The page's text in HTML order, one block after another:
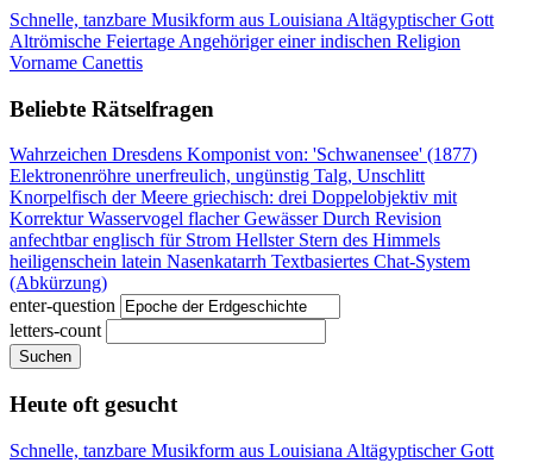
Schnelle, tanzbare Musikform aus Louisiana Altägyptischer Gott
Altrömische Feiertage Angehöriger einer indischen Religion
Vorname Canettis
Beliebte Rätselfragen
Wahrzeichen Dresdens Komponist von: 'Schwanensee' (1877)
Elektronenröhre unerfreulich, ungünstig Talg, Unschlitt
Knorpelfisch der Meere griechisch: drei Doppelobjektiv mit
KorrekturWasservogel flacher GewässerDurch Revision
anfechtbarenglisch für Strom Hellster Stern des Himmels
heiligenschein latein Nasenkatarrh Textbasiertes Chat-System
(Abkürzung)
enter-question
letters-count
Suchen
Heute oft gesucht
Schnelle, tanzbare Musikform aus Louisiana Altägyptischer Gott